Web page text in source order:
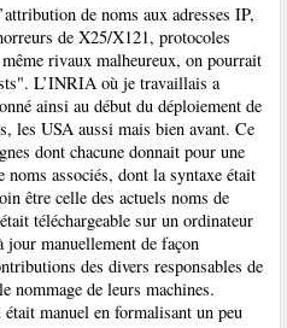
de noms aux adresses IP,
de X25/X121, protocoles
rivaux malheureux, on pourrait
L’INRIA où je travaillais a
ainsi au début du déploiement de
les USA aussi mais bien avant. Ce
dont chacune donnait pour une
noms associés, dont la syntaxe était
être celle des actuels noms de
téléchargeable sur un ordinateur
jour manuellement de façon
des divers responsables de
nommage de leurs machines.
manuel en formalisant un peu